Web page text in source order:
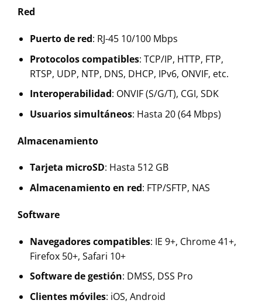
Red
Puerto de red: RJ-45 10/100 Mbps
Protocolos compatibles: TCP/IP, HTTP, FTP,
RTSP, UDP, NTP, DNS, DHCP, IPv6, ONVIF, etc.
Interoperabilidad: ONVIF (S/G/T), CGI, SDK
Usuarios simultáneos: Hasta 20 (64 Mbps)
Almacenamiento
Tarjeta microSD: Hasta 512 GB
Almacenamiento en red: FTP/SFTP, NAS
Software
Navegadores compatibles: IE 9+, Chrome 41+,
Firefox 50+, Safari 10+
Software de gestión: DMSS, DSS Pro
Clientes móviles: iOS, Android